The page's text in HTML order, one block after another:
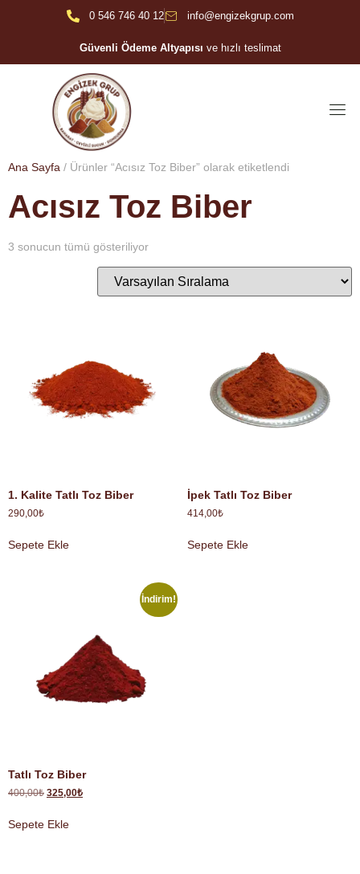
0 546 746 40 12 info@engizekgrup.com
Güvenli Ödeme Altyapısı ve hızlı teslimat
Ana Sayfa / Ürünler “Acısız Toz Biber” olarak etiketlendi
Acısız Toz Biber
3 sonucun tümü gösteriliyor
1. Kalite Tatlı Toz Biber
290,00₺
Sepete Ekle
İpek Tatlı Toz Biber
414,00₺
Sepete Ekle
İndirim!
Tatlı Toz Biber
400,00₺ 325,00₺
Sepete Ekle